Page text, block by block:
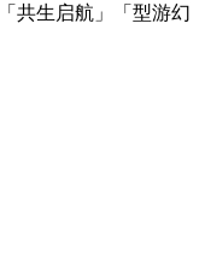
共生启航」「型游幻